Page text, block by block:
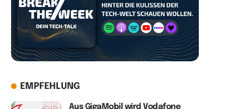
EMPFEHLUNG
Aus GigaMobil wird Vodafone